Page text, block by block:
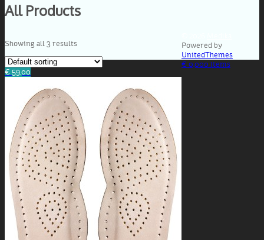
All Products
Showing all 3 results
€ 59,00
Powered by
UnitedThemes
€ 0,000 items